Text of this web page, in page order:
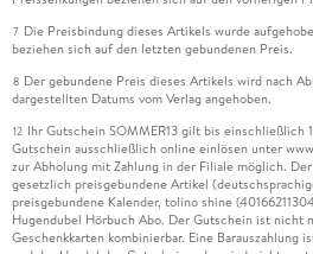
7 Die Preisbindung dieses Artikels wurde
beziehen sich auf den letzten gebundenen Preis.
8 Der gebundene Preis dieses Artikels wird nach
dargestellten Datums vom Verlag angehoben.
12 Ihr Gutschein SOMMER13 gilt bis einschließlich
Gutschein ausschließlich online einlösen unter
zur Abholung mit Zahlung in der Filiale möglich.
gesetzlich preisgebundene Artikel
preisgebundene Kalender, tolino shine
Hugendubel Hörbuch Abo. Der Gutschein ist nicht
Geschenkkarten kombinierbar. Eine Barauszahlung